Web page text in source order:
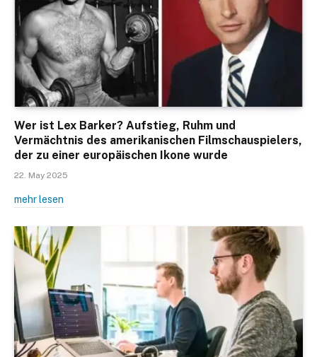
Wer ist Lex Barker? Aufstieg, Ruhm und
Vermächtnis des amerikanischen Filmschauspielers,
der zu einer europäischen Ikone wurde
22. May 2025
mehr lesen